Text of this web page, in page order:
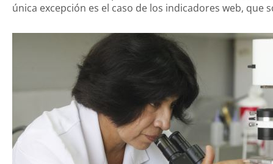
única excepción es el caso de los indicadores web, que